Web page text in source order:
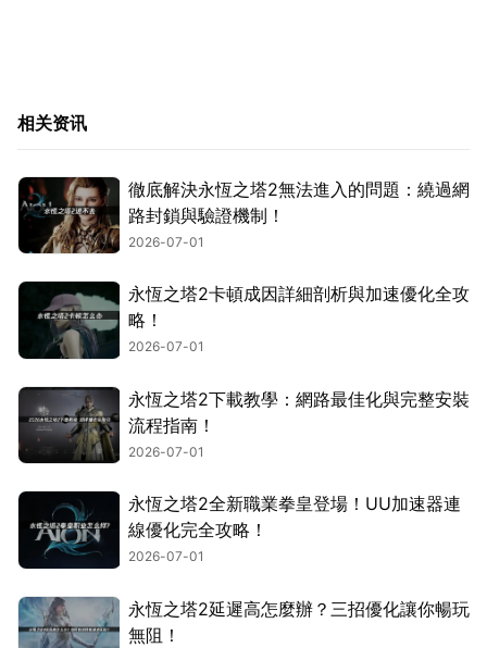
相关资讯
徹底解決永恆之塔2無法進入的問題：繞過網
路封鎖與驗證機制！
2026-07-01
永恆之塔2卡頓成因詳細剖析與加速優化全攻
略！
2026-07-01
永恆之塔2下載教學：網路最佳化與完整安裝
流程指南！
2026-07-01
永恆之塔2全新職業拳皇登場！UU加速器連
線優化完全攻略！
2026-07-01
永恆之塔2延遲高怎麼辦？三招優化讓你暢玩
無阻！